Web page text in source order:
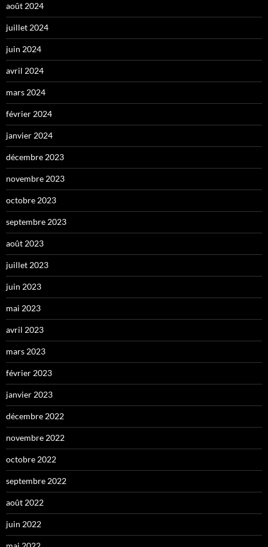
août 2024
juillet 2024
juin 2024
avril 2024
mars 2024
février 2024
janvier 2024
décembre 2023
novembre 2023
octobre 2023
septembre 2023
août 2023
juillet 2023
juin 2023
mai 2023
avril 2023
mars 2023
février 2023
janvier 2023
décembre 2022
novembre 2022
octobre 2022
septembre 2022
août 2022
juin 2022